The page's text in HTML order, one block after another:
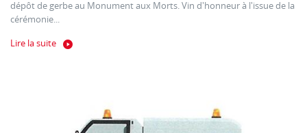
dépôt de gerbe au Monument aux Morts. Vin d'honneur à l'issue de la
cérémonie...
Lire la suite